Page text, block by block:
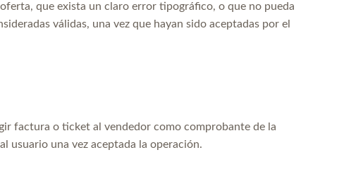
que exista un claro error tipográfico, o que no pueda
válidas, una vez que hayan sido aceptadas por el
factura o ticket al vendedor como comprobante de la
usuario una vez aceptada la operación.